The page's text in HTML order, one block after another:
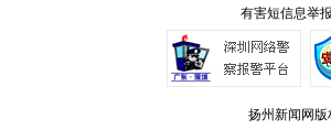
有害短信息举
扬州新闻网